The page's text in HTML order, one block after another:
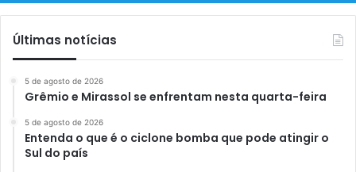
Últimas notícias
5 de agosto de 2026
Grêmio e Mirassol se enfrentam nesta quarta-feira
5 de agosto de 2026
Entenda o que é o ciclone bomba que pode atingir o
Sul do país